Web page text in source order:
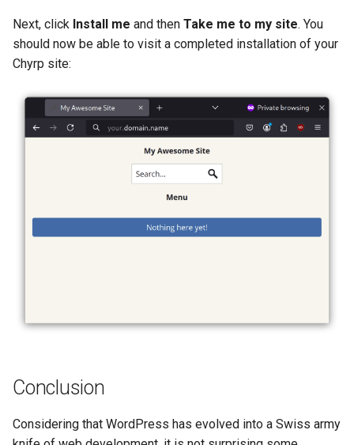
Next, click Install me and then Take me to my site. You
should now be able to visit a completed installation of your
Chyrp site:
Conclusion
Considering that WordPress has evolved into a Swiss army